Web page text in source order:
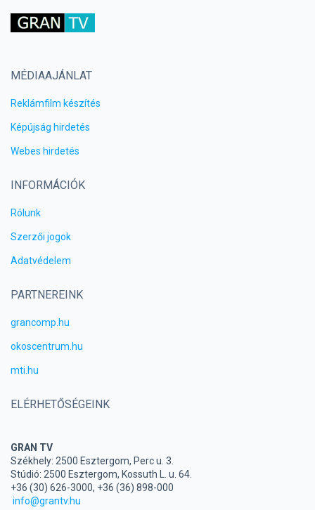
MÉDIAAJÁNLAT
Reklámfilm készítés
Képújság hirdetés
Webes hirdetés
INFORMÁCIÓK
Rólunk
Szerzői jogok
Adatvédelem
PARTNEREINK
grancomp.hu
okoscentrum.hu
mti.hu
ELÉRHETŐSÉGEINK
GRAN TV
Székhely: 2500 Esztergom, Perc u. 3.
Stúdió: 2500 Esztergom, Kossuth L. u. 64.
+36 (30) 626-3000, +36 (36) 898-000
info@grantv.hu